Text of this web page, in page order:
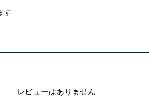
す
レビューはありません